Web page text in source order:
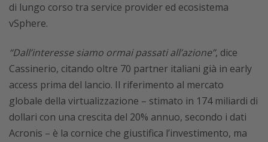
di lungo corso tra service provider ed ecosistema
vSphere.
“Dall’interesse siamo ormai passati all’azione”, dice
Cassinerio, citando oltre 70 partner italiani già in early
access prima del lancio. Il riferimento al mercato
globale della virtualizzazione – stimato in 174 miliardi di
dollari con una crescita del 20% annuo, secondo i dati
Acronis – è la cornice che giustifica l’investimento, ma